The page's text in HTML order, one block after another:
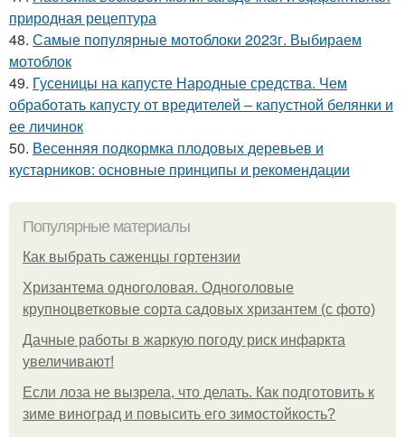
природная рецептура
48. Самые популярные мотоблоки 2023г. Выбираем
мотоблок
49. Гусеницы на капусте Народные средства. Чем
обработать капусту от вредителей – капустной белянки и
ее личинок
50. Весенняя подкормка плодовых деревьев и
кустарников: основные принципы и рекомендации
Популярные материалы
Как выбрать саженцы гортензии
Хризантема одноголовая. Одноголовые
крупноцветковые сорта садовых хризантем (с фото)
Дачные работы в жаркую погоду риск инфаркта
увеличивают!
Если лоза не вызрела, что делать. Как подготовить к
зиме виноград и повысить его зимостойкость?